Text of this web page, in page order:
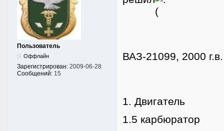
Пользователь
Оффлайн
Зарегистрирован: 2009-06-28
Сообщений: 15
ВАЗ-21099, 2000
1. Двигатель
1.5 карбюратор